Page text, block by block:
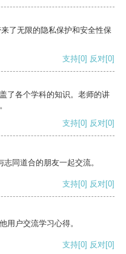
了无限的隐私保护和安全性保
支持[0] 反对[0]
了各个学科的知识。老师的讲
支持[0] 反对[0]
同道合的朋友一起交流。
支持[0] 反对[0]
用户交流学习心得。
支持[0] 反对[0]